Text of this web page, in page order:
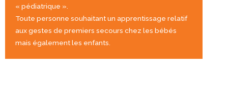
« pédiatrique ».
Toute personne souhaitant un apprentissage relatif
aux gestes de premiers secours chez les bébés
mais également les enfants.